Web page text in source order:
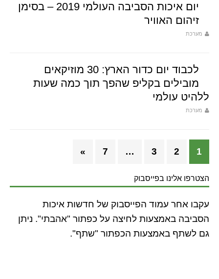
יום איכות הסביבה העולמי 2019 – בסימן
זיהום האוויר
מערכת
לכבוד יום כדור הארץ: 30 מוזיקאים
מובילים בקליפ שהפך תוך כמה שעות
ללהיט עולמי
מערכת
1
2
3
…
7
»
הצטרפו אלינו בפייסבוק
עקבו אחר עמוד הפייסבוק של חדשות איכות
הסביבה באמצעות לחיצה על כפתור "אהבתי". ניתן
גם לשתף באמצעות הכפתור "שתף".